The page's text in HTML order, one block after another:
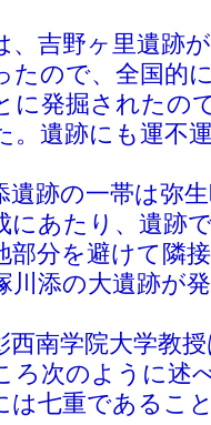
、吉野ヶ里遺跡
たので、全国的
に発掘されたの
。遺跡にも運不
遺跡の一帯は弥
にあたり、遺跡
部分を避けて隣
川添の大遺跡が
西南学院大学教
ろ次のように述
は七重であるこ